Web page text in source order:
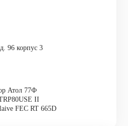
96 корпус 3
Атол 77Ф
II
FEC RT 665D